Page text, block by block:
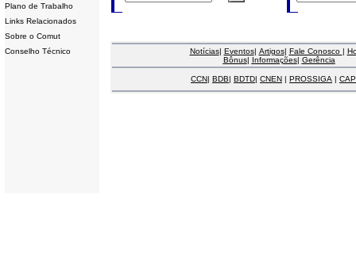
Plano de Trabalho
Links Relacionados
Sobre o Comut
Conselho Técnico
Notícias| Eventos| Artigos| Fale Conosco |
Bônus| Informações| Gerência
CCN| BDB| BDTD| CNEN | PROSSIGA |